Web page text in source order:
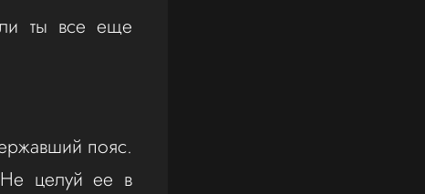
ты все еще
пояс.
целуй ее в